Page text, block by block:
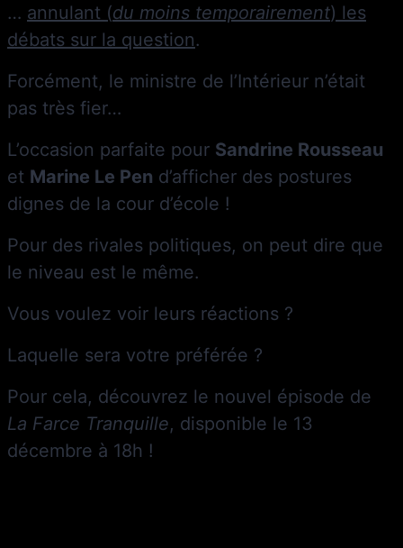
… annulant (du moins temporairement) les
débats sur la question.
Forcément, le ministre de l’Intérieur n’était
pas très fier…
L’occasion parfaite pour Sandrine Rousseau
et Marine Le Pen d’afficher des postures
dignes de la cour d’école !
Pour des rivales politiques, on peut dire que
le niveau est le même.
Vous voulez voir leurs réactions ?
Laquelle sera votre préférée ?
Pour cela, découvrez le nouvel épisode de
La Farce Tranquille, disponible le 13
décembre à 18h !